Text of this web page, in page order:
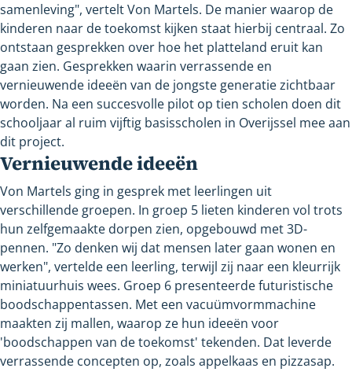
samenleving", vertelt Von Martels. De manier waarop de
kinderen naar de toekomst kijken staat hierbij centraal. Zo
ontstaan gesprekken over hoe het platteland eruit kan
gaan zien. Gesprekken waarin verrassende en
vernieuwende ideeën van de jongste generatie zichtbaar
worden. Na een succesvolle pilot op tien scholen doen dit
schooljaar al ruim vijftig basisscholen in Overijssel mee aan
dit project.
Vernieuwende ideeën
Von Martels ging in gesprek met leerlingen uit
verschillende groepen. In groep 5 lieten kinderen vol trots
hun zelfgemaakte dorpen zien, opgebouwd met 3D-
pennen. "Zo denken wij dat mensen later gaan wonen en
werken", vertelde een leerling, terwijl zij naar een kleurrijk
miniatuurhuis wees. Groep 6 presenteerde futuristische
boodschappentassen. Met een vacuümvormmachine
maakten zij mallen, waarop ze hun ideeën voor
'boodschappen van de toekomst' tekenden. Dat leverde
verrassende concepten op, zoals appelkaas en pizzasap.